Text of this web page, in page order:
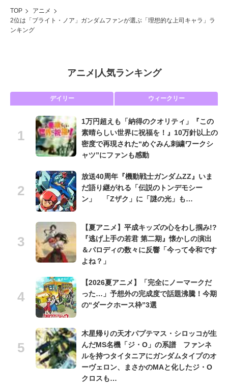
TOP
アニメ
2位は「ブライト・ノア」ガンダムファンが選ぶ「理想的な上司キャラ」ラ
ンキング
アニメ 人気ランキング
デイリー ウィークリー
1万円超えも「納得のクオリティ」『この
素晴らしい世界に祝福を！』10万針以上の
密度で再現された“めぐみん刺繍ワークシ
ャツ”にファンも感動
放送40周年『機動戦士ガンダムZZ』いま
だ語り継がれる「伝説のトンデモシー
ン」 「Zザク」に「謎の光」も…
【夏アニメ】平成キッズの心をわし掴み!?
『逃げ上手の若君 第二期』懐かしの演出
＆パロディの数々に反響「今って令和です
よね？」
【2026夏アニメ】「完全にノーマークだ
った…」予想外の完成度で話題沸騰！今期
の“ダークホース枠”3選
木星帰りの天才パプテマス・シロッコが生
んだMS名機「ジ・O」の系譜 ファンネ
ルを持つタイタニアにガンダムタイプのオ
ーヴェロン、まさかのMAと化したジ・O
クロスも…